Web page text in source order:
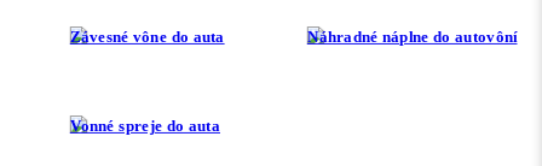
Závesné vône do auta Náhradné náplne do autovôní
Vonné spreje do auta